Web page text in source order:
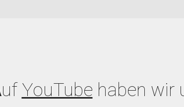
uf YouTube haben wir